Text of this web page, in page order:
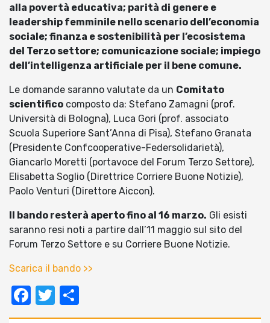
alla povertà educativa; parità di genere e
leadership femminile nello scenario dell’economia
sociale; finanza e sostenibilità per l’ecosistema
del Terzo settore; comunicazione sociale; impiego
dell’intelligenza artificiale per il bene comune.
Le domande saranno valutate da un Comitato
scientifico composto da: Stefano Zamagni (prof.
Università di Bologna), Luca Gori (prof. associato
Scuola Superiore Sant’Anna di Pisa), Stefano Granata
(Presidente Confcooperative-Federsolidarietà),
Giancarlo Moretti (portavoce del Forum Terzo Settore),
Elisabetta Soglio (Direttrice Corriere Buone Notizie),
Paolo Venturi (Direttore Aiccon).
Il bando resterà aperto fino al 16 marzo. Gli esisti
saranno resi noti a partire dall’11 maggio sul sito del
Forum Terzo Settore e su Corriere Buone Notizie.
Scarica il bando >>
Facebook
Twitter